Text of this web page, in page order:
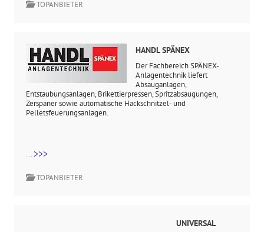
TOPANBIETER
HANDL SPÄNEX
Der Fachbereich SPÄNEX-
Anlagentechnik liefert
Absauganlagen,
Entstaubungsanlagen, Brikettierpressen, Spritzabsaugungen,
Zerspaner sowie automatische Hackschnitzel- und
Pelletsfeuerungsanlagen.
... >>>
TOPANBIETER
UNIVERSAL